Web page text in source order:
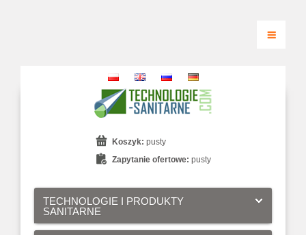
TECHNOLOGIE I PRODUKTY
SANITARNE
Koszyk: pusty
Zapytanie ofertowe: pusty